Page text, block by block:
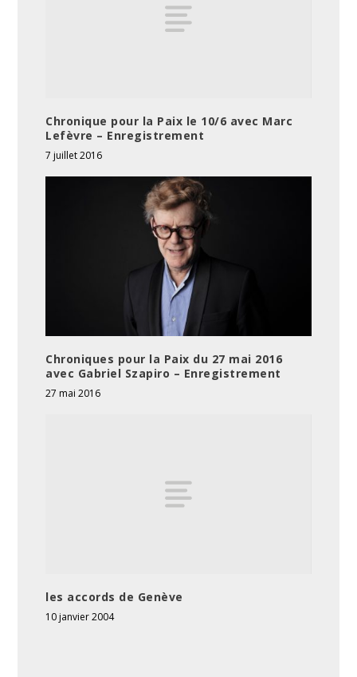
Chronique pour la Paix le 10/6 avec Marc
Lefèvre – Enregistrement
7 juillet 2016
Chroniques pour la Paix du 27 mai 2016
avec Gabriel Szapiro – Enregistrement
27 mai 2016
les accords de Genève
10 janvier 2004